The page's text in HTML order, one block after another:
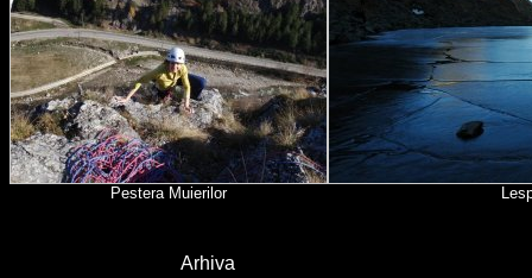
Pestera Muierilor
Arhiva